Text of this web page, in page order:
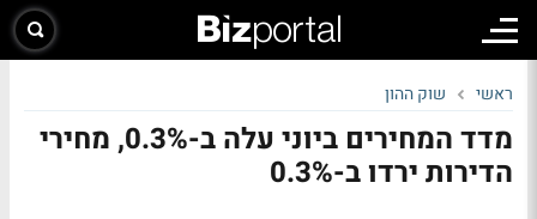
ראשי שוק ההון
מדד המחירים ביוני עלה ב-0.3%, מחירי
הדירות ירדו ב-0.3%